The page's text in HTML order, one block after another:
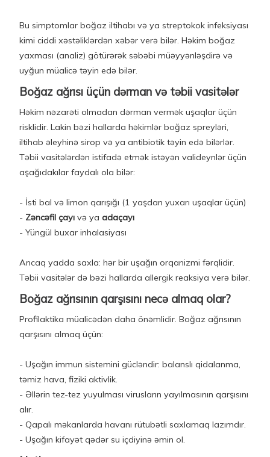
Bu simptomlar boğaz iltihabı və ya streptokok infeksiyası
kimi ciddi xəstəliklərdən xəbər verə bilər. Həkim boğaz
yaxması (analiz) götürərək səbəbi müəyyənləşdirə və
uyğun müalicə təyin edə bilər.
Boğaz ağrısı üçün dərman və təbii vasitələr
Həkim nəzarəti olmadan dərman vermək uşaqlar üçün
risklidir. Lakin bəzi hallarda həkimlər boğaz spreyləri,
iltihab əleyhinə sirop və ya antibiotik təyin edə bilərlər.
Təbii vasitələrdən istifadə etmək istəyən valideynlər üçün
aşağıdakılar faydalı ola bilər:
- İsti bal və limon qarışığı (1 yaşdan yuxarı uşaqlar üçün)
- Zəncəfil çayı və ya adaçayı
- Yüngül buxar inhalasiyası
Ancaq yadda saxla: hər bir uşağın orqanizmi fərqlidir.
Təbii vasitələr də bəzi hallarda allergik reaksiya verə bilər.
Boğaz ağrısının qarşısını necə almaq olar?
Profilaktika müalicədən daha önəmlidir. Boğaz ağrısının
qarşısını almaq üçün:
- Uşağın immun sistemini gücləndir: balanslı qidalanma,
təmiz hava, fiziki aktivlik.
- Əllərin tez-tez yuyulması virusların yayılmasının qarşısını
alır.
- Qapalı məkanlarda havanı rütubətli saxlamaq lazımdır.
- Uşağın kifayət qədər su içdiyinə əmin ol.